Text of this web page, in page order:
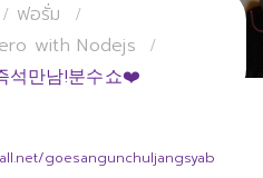
ฟอรั่ม
with Nodejs
석만남!분수쇼❤️
goesangunchuljangsyab